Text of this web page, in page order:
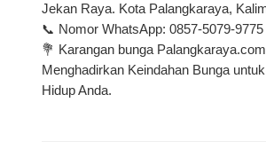
Jekan Raya. Kota Palangkaraya,
📞 Nomor WhatsApp: 0857-5079-9775
💐 Karangan bunga
Menghadirkan Keindahan Bunga
Hidup Anda.